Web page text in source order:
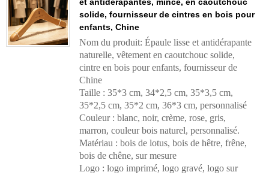
solide, fournisseur de cintres en bois pour
enfants, Chine
Nom du produit: Épaule lisse et antidérapante
naturelle, vêtement en caoutchouc solide,
cintre en bois pour enfants, fournisseur de
Chine
Taille : 35*3 cm, 34*2,5 cm, 35*3,5 cm,
35*2,5 cm, 35*2 cm, 36*3 cm, personnalisé
Couleur : blanc, noir, crème, rose, gris,
marron, couleur bois naturel, personnalisé.
Matériau : bois de lotus, bois de hêtre, frêne,
bois de chêne, sur mesure
Logo : logo imprimé, logo gravé, logo sur